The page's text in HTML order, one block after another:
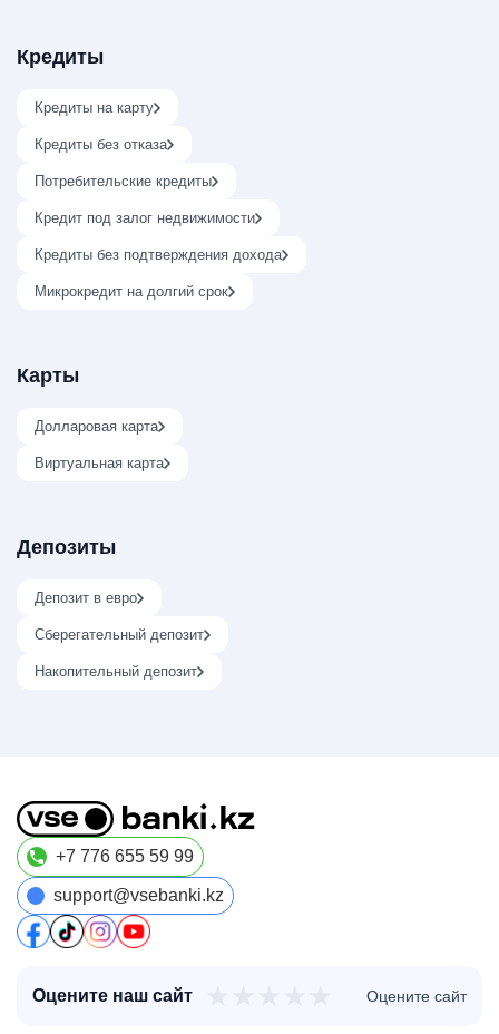
Кредиты
Кредиты на карту
Кредиты без отказа
Потребительские кредиты
Кредит под залог недвижимости
Кредиты без подтверждения дохода
Микрокредит на долгий срок
Карты
Долларовая карта
Виртуальная карта
Депозиты
Депозит в евро
Сберегательный депозит
Накопительный депозит
+7 776 655 59 99
support@vsebanki.kz
Оцените наш сайт Оцените сайт